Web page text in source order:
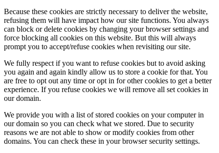
Because these cookies are strictly necessary to deliver the website,
refusing them will have impact how our site functions. You always
can block or delete cookies by changing your browser settings and
force blocking all cookies on this website. But this will always
prompt you to accept/refuse cookies when revisiting our site.
We fully respect if you want to refuse cookies but to avoid asking
you again and again kindly allow us to store a cookie for that. You
are free to opt out any time or opt in for other cookies to get a better
experience. If you refuse cookies we will remove all set cookies in
our domain.
We provide you with a list of stored cookies on your computer in
our domain so you can check what we stored. Due to security
reasons we are not able to show or modify cookies from other
domains. You can check these in your browser security settings.